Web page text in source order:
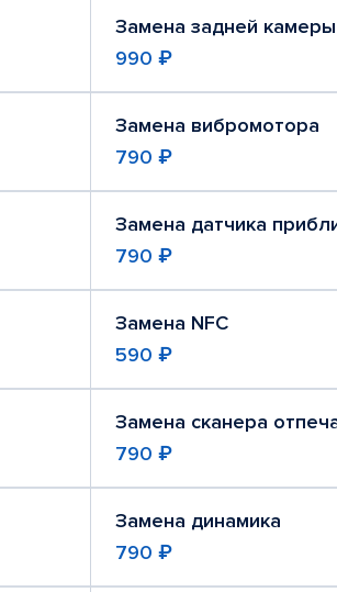
Замена задней камеры
990 ₽
Замена вибромотора
790 ₽
Замена датчика
790 ₽
Замена NFC
590 ₽
Замена сканера
790 ₽
Замена динамика
790 ₽